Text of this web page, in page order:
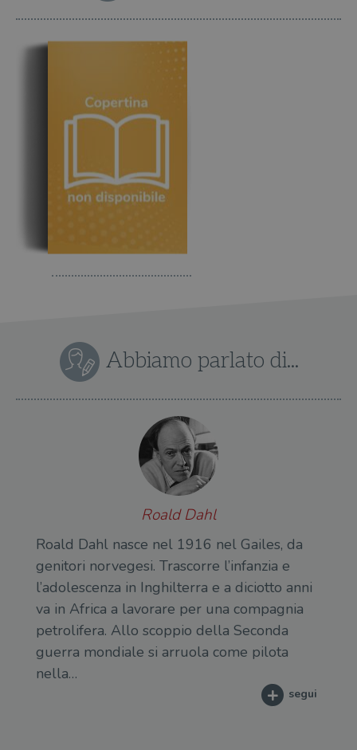
Abbiamo parlato di...
Roald Dahl
Roald Dahl nasce nel 1916 nel Gailes, da
genitori norvegesi. Trascorre l’infanzia e
l’adolescenza in Inghilterra e a diciotto anni
va in Africa a lavorare per una compagnia
petrolifera. Allo scoppio della Seconda
guerra mondiale si arruola come pilota
nella…
segui